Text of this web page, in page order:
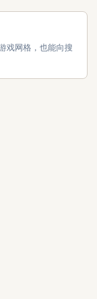
戏网格，也能向搜